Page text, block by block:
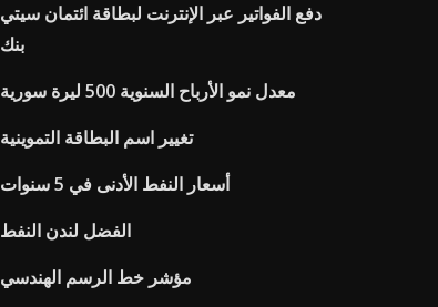
دفع الفواتير عبر الإنترنت لبطاقة ائتمان سيتي
بنك
معدل نمو الأرباح السنوية 500 ليرة سورية
تغيير اسم البطاقة التموينية
أسعار النفط الأدنى في 5 سنوات
الفضل لندن النفط
مؤشر خط الرسم الهندسي